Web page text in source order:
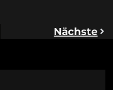
Nächste